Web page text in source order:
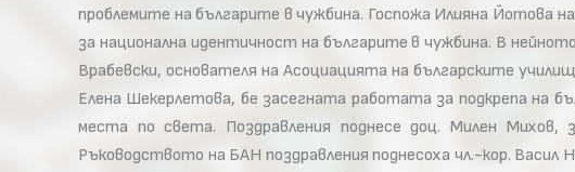
проблемите на българите в чужбина. Госпожа Илияна Йотова
за национална идентичност на българите в чужбина. В
Врабевски, основателя на Асоциацията на българските
Елена Шекерлетова, бе засегната работата за подкрепа на
места по света. Поздравления поднесе доц. Милен
Ръководството на БАН поздравления поднесоха чл.-кор.